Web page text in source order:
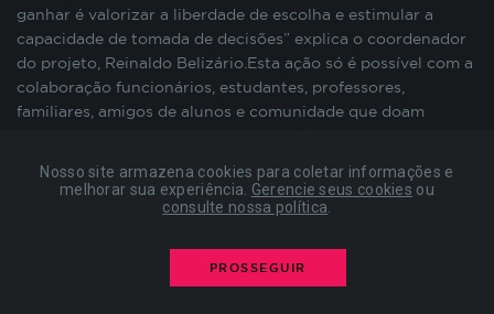
Nosso site armazena cookies para coletar informações e
melhorar sua experiência. Gerencie seus cookies ou
consulte nossa política
PROSSEGUIR
ganhar é valorizar a liberdade de escolha e estimular a
capacidade de tomada de decisões” explica o coordenador
do projeto, Reinaldo Belizário.Esta ação só é possível com a
colaboração funcionários, estudantes, professores,
familiares, amigos de alunos e comunidade que doam
Campus Aclimação, Renata Sakata. Ela se prontificou a doar
doces feitos por ela mesma para oferecer às crianças.
COOKIES DE PUBLICIDADE
Estes cookies são estabelecidos por nossos
compor um perfil sobre seus interesses e, a partir
disso, mostrar anúncios relevantes para você em
outros sites. As informações armazenadas são